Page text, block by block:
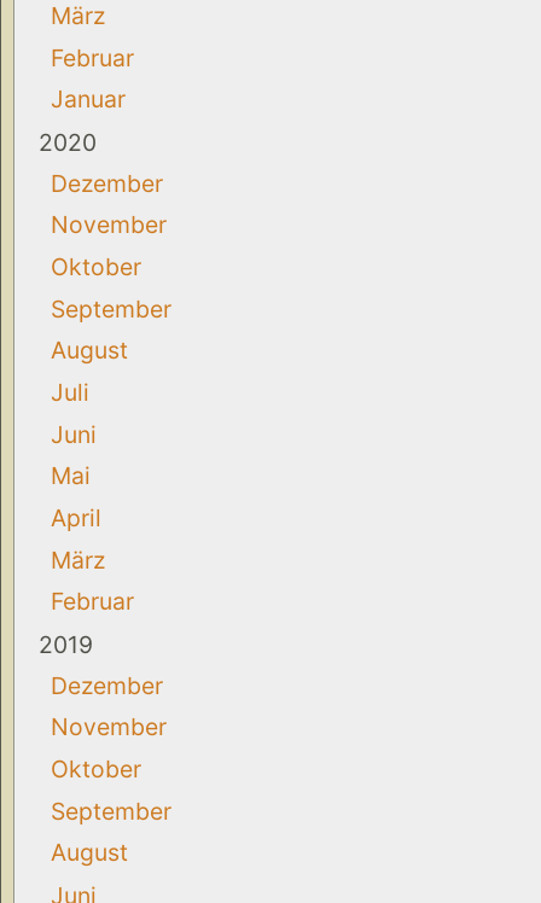
März
Februar
Januar
2020
Dezember
November
Oktober
September
August
Juli
Juni
Mai
April
März
Februar
2019
Dezember
November
Oktober
September
August
Juni